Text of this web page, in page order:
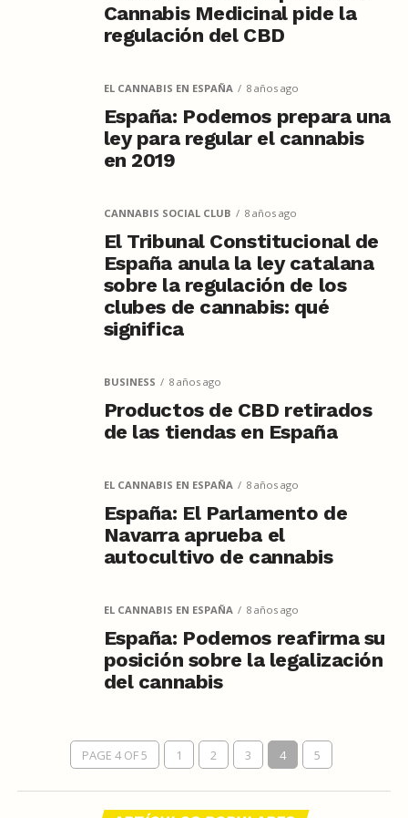
Cannabis Medicinal pide la
regulación del CBD
EL CANNABIS EN ESPAÑA 8 años ago
España: Podemos prepara una
ley para regular el cannabis
en 2019
CANNABIS SOCIAL CLUB 8 años ago
El Tribunal Constitucional de
España anula la ley catalana
sobre la regulación de los
clubes de cannabis: qué
significa
BUSINESS 8 años ago
Productos de CBD retirados
de las tiendas en España
EL CANNABIS EN ESPAÑA 8 años ago
España: El Parlamento de
Navarra aprueba el
autocultivo de cannabis
EL CANNABIS EN ESPAÑA 8 años ago
España: Podemos reafirma su
posición sobre la legalización
del cannabis
PAGE 4 OF 5 1 2 3 4 5